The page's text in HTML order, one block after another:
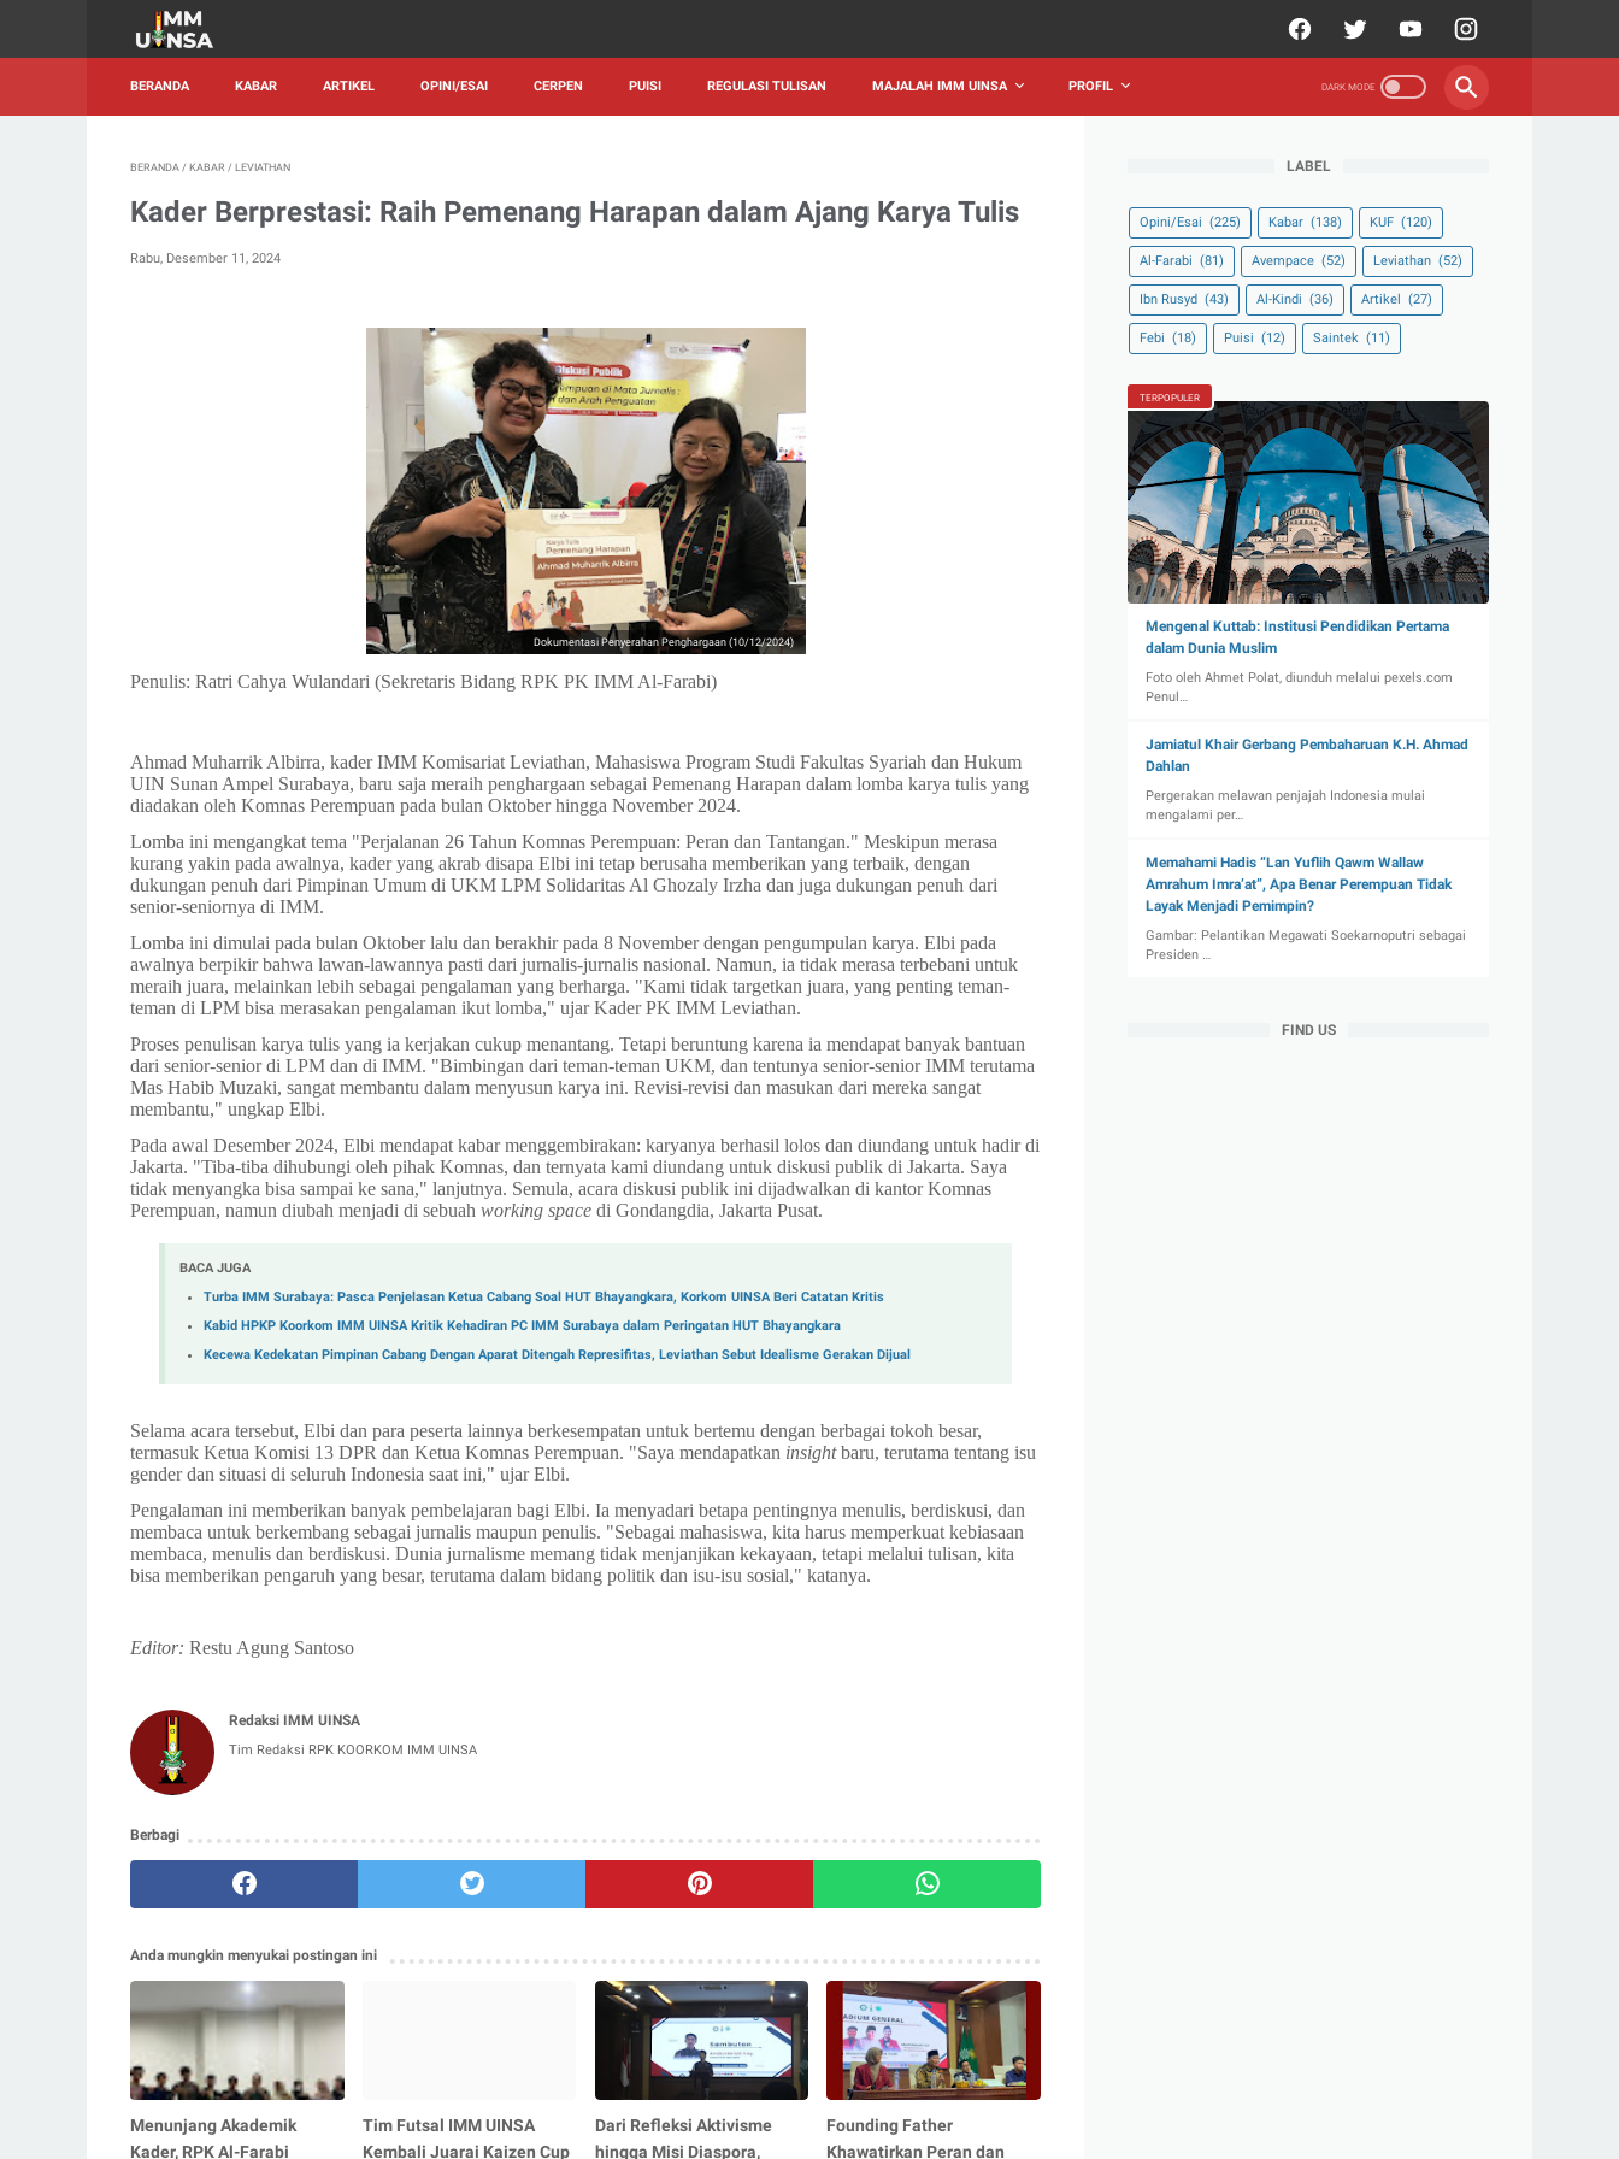
BERANDA KABAR ARTIKEL OPINI/ESAI CERPEN PUISI REGULASI TULISAN MAJALAH IMM UINSA PROFIL
BERANDA / KABAR / LEVIATHAN
Kader Berprestasi: Raih Pemenang Harapan dalam Ajang Karya Tulis
Rabu, Desember 11, 2024
Dokumentasi Penyerahan Penghargaan (10/12/2024)
Penulis: Ratri Cahya Wulandari (Sekretaris Bidang RPK PK IMM Al-Farabi)
Ahmad Muharrik Albirra, kader IMM Komisariat Leviathan, Mahasiswa Program Studi Fakultas Syariah dan Hukum
UIN Sunan Ampel Surabaya, baru saja meraih penghargaan sebagai Pemenang Harapan dalam lomba karya tulis yang
diadakan oleh Komnas Perempuan pada bulan Oktober hingga November 2024.
Lomba ini mengangkat tema "Perjalanan 26 Tahun Komnas Perempuan: Peran dan Tantangan." Meskipun merasa
kurang yakin pada awalnya, kader yang akrab disapa Elbi ini tetap berusaha memberikan yang terbaik, dengan
dukungan penuh dari Pimpinan Umum di UKM LPM Solidaritas Al Ghozaly Irzha dan juga dukungan penuh dari
senior-seniornya di IMM.
Lomba ini dimulai pada bulan Oktober lalu dan berakhir pada 8 November dengan pengumpulan karya. Elbi pada
awalnya berpikir bahwa lawan-lawannya pasti dari jurnalis-jurnalis nasional. Namun, ia tidak merasa terbebani untuk
meraih juara, melainkan lebih sebagai pengalaman yang berharga. "Kami tidak targetkan juara, yang penting teman-
teman di LPM bisa merasakan pengalaman ikut lomba," ujar Kader PK IMM Leviathan.
Proses penulisan karya tulis yang ia kerjakan cukup menantang. Tetapi beruntung karena ia mendapat banyak bantuan
dari senior-senior di LPM dan di IMM. "Bimbingan dari teman-teman UKM, dan tentunya senior-senior IMM terutama
Mas Habib Muzaki, sangat membantu dalam menyusun karya ini. Revisi-revisi dan masukan dari mereka sangat
membantu," ungkap Elbi.
Pada awal Desember 2024, Elbi mendapat kabar menggembirakan: karyanya berhasil lolos dan diundang untuk hadir di
Jakarta. "Tiba-tiba dihubungi oleh pihak Komnas, dan ternyata kami diundang untuk diskusi publik di Jakarta. Saya
tidak menyangka bisa sampai ke sana," lanjutnya. Semula, acara diskusi publik ini dijadwalkan di kantor Komnas
Perempuan, namun diubah menjadi di sebuah working space di Gondangdia, Jakarta Pusat.
BACA JUGA
Turba IMM Surabaya: Pasca Penjelasan Ketua Cabang Soal HUT Bhayangkara, Korkom UINSA Beri Catatan Kritis
Kabid HPKP Koorkom IMM UINSA Kritik Kehadiran PC IMM Surabaya dalam Peringatan HUT Bhayangkara
Kecewa Kedekatan Pimpinan Cabang Dengan Aparat Ditengah Represifitas, Leviathan Sebut Idealisme Gerakan Dijual
Selama acara tersebut, Elbi dan para peserta lainnya berkesempatan untuk bertemu dengan berbagai tokoh besar,
termasuk Ketua Komisi 13 DPR dan Ketua Komnas Perempuan. "Saya mendapatkan insightbaru, terutama tentang isu
gender dan situasi di seluruh Indonesia saat ini," ujar Elbi.
Pengalaman ini memberikan banyak pembelajaran bagi Elbi. Ia menyadari betapa pentingnya menulis, berdiskusi, dan
membaca untuk berkembang sebagai jurnalis maupun penulis. "Sebagai mahasiswa, kita harus memperkuat kebiasaan
membaca, menulis dan berdiskusi. Dunia jurnalisme memang tidak menjanjikan kekayaan, tetapi melalui tulisan, kita
bisa memberikan pengaruh yang besar, terutama dalam bidang politik dan isu-isu sosial," katanya.
Editor: Restu Agung Santoso
Redaksi IMM UINSA
Tim Redaksi RPK KOORKOM IMM UINSA
Berbagi
Anda mungkin menyukai postingan ini
Menunjang Akademik
Kader, RPK Al-Farabi
Tim Futsal IMM UINSA
Kembali Juarai Kaizen Cup
Dari Refleksi Aktivisme
hingga Misi Diaspora,
Founding Father
Khawatirkan Peran dan
LABEL
Opini/Esai (225) Kabar (138) KUF (120)
Al-Farabi (81) Avempace (52) Leviathan (52)
Ibn Rusyd (43) Al-Kindi (36) Artikel (27)
Febi (18) Puisi (12) Saintek (11)
TERPOPULER
Mengenal Kuttab: Institusi Pendidikan Pertama
dalam Dunia Muslim
Foto oleh Ahmet Polat, diunduh melalui pexels.com
Penul…
Jamiatul Khair Gerbang Pembaharuan K.H. Ahmad
Dahlan
Pergerakan melawan penjajah Indonesia mulai
mengalami per…
Memahami Hadis “Lan Yuflih Qawm Wallaw
Amrahum Imra’at”, Apa Benar Perempuan Tidak
Layak Menjadi Pemimpin?
Gambar: Pelantikan Megawati Soekarnoputri sebagai
Presiden …
FIND US